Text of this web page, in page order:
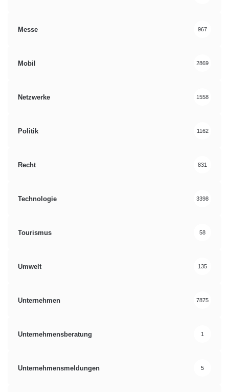
Messe 967
Mobil 2869
Netzwerke 1558
Politik 1162
Recht 831
Technologie 3398
Tourismus 58
Umwelt 135
Unternehmen 7875
Unternehmensberatung 1
Unternehmensmeldungen 5